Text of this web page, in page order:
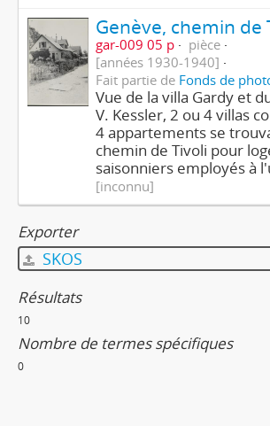
gar-009 05 p
pièce
[années 1930-1940]
Fait partie de Fonds de
Vue de la villa Gardy et
V. Kessler, 2 ou 4 villas
4 appartements se
chemin de Tivoli pour
saisonniers employés à
[inconnu]
Exporter
SKOS
Résultats
10
Nombre de termes spécifiques
0